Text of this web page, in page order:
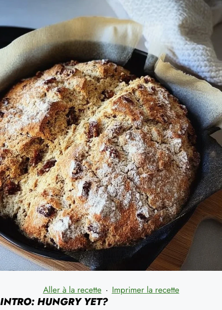
Aller à la recette · Imprimer la recette
INTRO: HUNGRY YET?